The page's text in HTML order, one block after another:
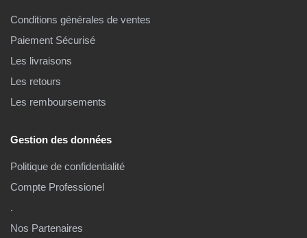
Conditions générales de ventes
Paiement Sécurisé
Les livraisons
Les retours
Les remboursements
Gestion des données
Politique de confidentialité
Compte Professionel
.
Nos Partenaires